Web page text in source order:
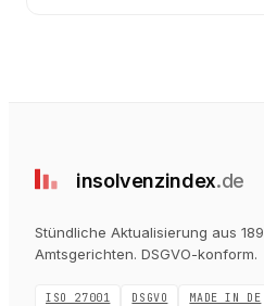
insolvenzindex.de
Stündliche Aktualisierung aus 189
Amtsgerichten. DSGVO-konform.
ISO 27001 DSGVO MADE IN DE